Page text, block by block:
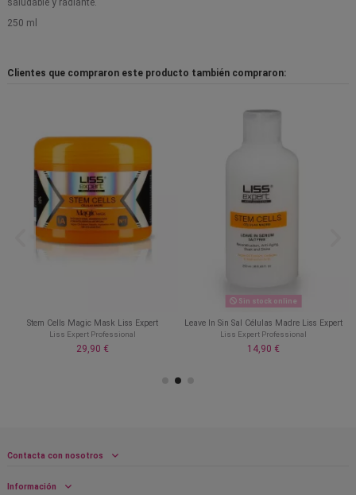
saludable y radiante.
250 ml
Clientes que compraron este producto también compraron:
Stem Cells Magic Mask Liss Expert
Liss Expert Professional
29,90 €
Sin stock online
Leave In Sin Sal Células Madre Liss Expert
Liss Expert Professional
14,90 €
Contacta con nosotros
Información